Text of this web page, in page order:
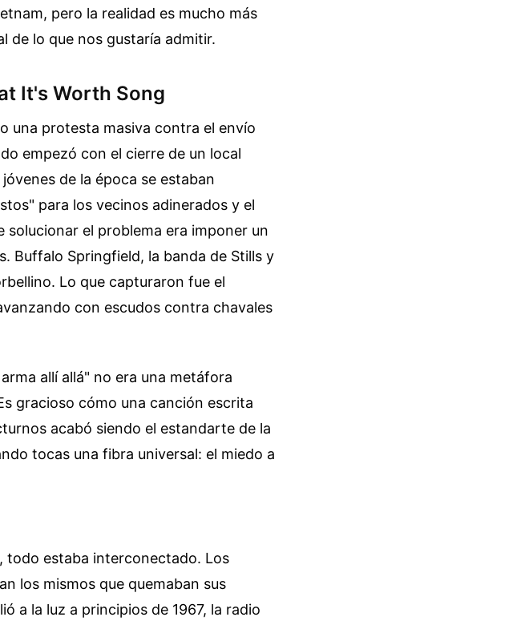
pero la realidad es mucho más
de lo que nos gustaría admitir.
It's Worth Song
una protesta masiva contra el envío
empezó con el cierre de un local
de la época se estaban
para los vecinos adinerados y el
el problema era imponer un
Buffalo Springfield, la banda de Stills y
Lo que capturaron fue el
con escudos contra chavales
allí allá" no era una metáfora
gracioso cómo una canción escrita
acabó siendo el estandarte de la
tocas una fibra universal: el miedo a
todo estaba interconectado. Los
los mismos que quemaban sus
a la luz a principios de 1967, la radio